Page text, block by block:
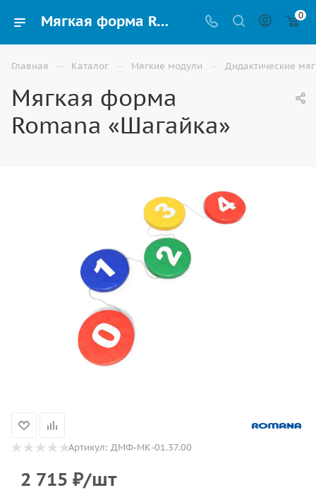
Мягкая форма Romana «Шагайка» для детей купить в Элисте 0
Главная — Каталог — Мягкие модули — Дидактические
Мягкая форма
Romana «Шагайка»
Артикул: ДМФ-МК-01.37.00
2 715 ₽/шт